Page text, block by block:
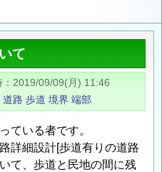
て
2019/09/09(月) 11:46
道路 歩道 境界 端部
ている者です。
詳細設計[歩道有りの道路
て、歩道と民地の間に残